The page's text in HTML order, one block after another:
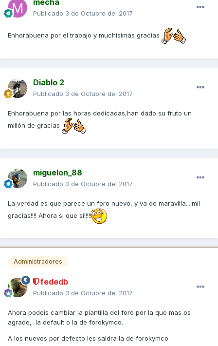
Publicado 3 de Octubre del 2017
Enhorabuena por el trabajo y muchisimas gracias
Diablo 2
Publicado 3 de Octubre del 2017
Enhorabuena por las horas dedicadas,han dado su fruto un
millón de gracias
miguelon_88
Publicado 3 de Octubre del 2017
La verdad es que parece un foro nuevo, y va de maravilla....mil
gracias!!!! Ahora si que si!!!!!
Administradores
fededb
Publicado 3 de Octubre del 2017
Ahora podeis cambiar la plantilla del foro por la que mas os
agrade, la default o la de forokymco.
A los nuevos por defecto les saldra la de forokymco.